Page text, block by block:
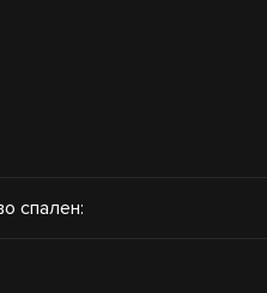
спален: